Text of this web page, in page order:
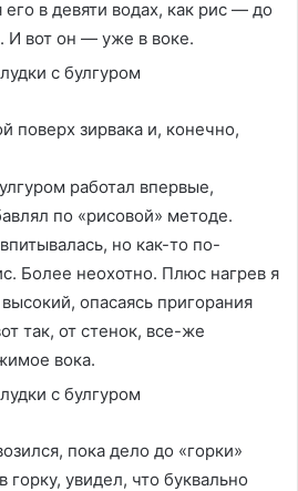
в девяти водах, как рис — до
И вот он — уже в воке.
поверх зирвака и, конечно,
работал впервые,
по «рисовой» методе.
но как-то по-
Более неохотно. Плюс нагрев я
опасаясь пригорания
так, от стенок, все-же
вока.
пока дело до «горки»
увидел, что буквально